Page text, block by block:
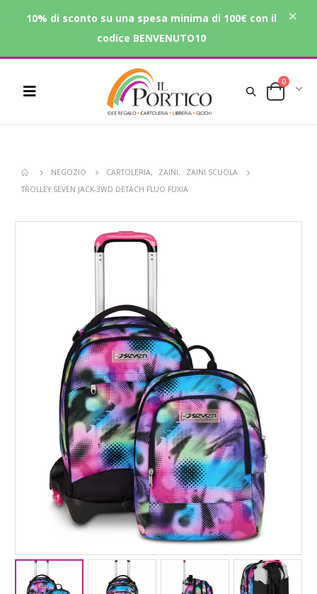
0
NEGOZIO CARTOLERIA, ZAINI,
ZAINI SCUOLA
TROLLEY SEVEN JACK-3WD DETACH FLUO FUXIA
10% di sconto su una spesa minima di 100€ con il
codice BENVENUTO10